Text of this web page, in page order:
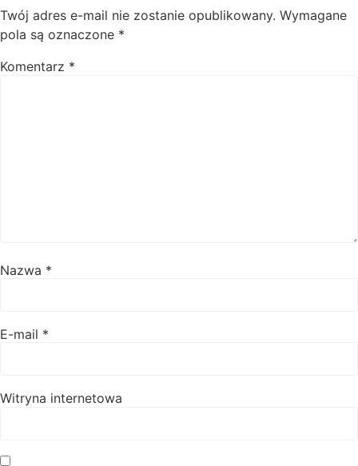
Twój adres e-mail nie zostanie opublikowany. Wymagane
pola są oznaczone *
Komentarz *
Nazwa *
E-mail *
Witryna internetowa